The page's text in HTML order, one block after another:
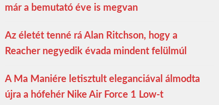
már a bemutató éve is megvan
Az életét tenné rá Alan Ritchson, hogy a
Reacher negyedik évada mindent felülmúl
A Ma Maniére letisztult eleganciával álmodta
újra a hófehér Nike Air Force 1 Low-t